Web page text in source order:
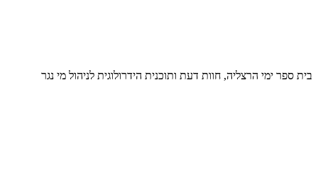
בית ספר ימי הרצליה, חוות דעת ותוכנית הידרולוגית לניהול מי נגר